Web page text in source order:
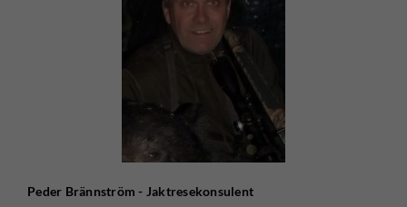
Peder Brännström - Jaktresekonsulent